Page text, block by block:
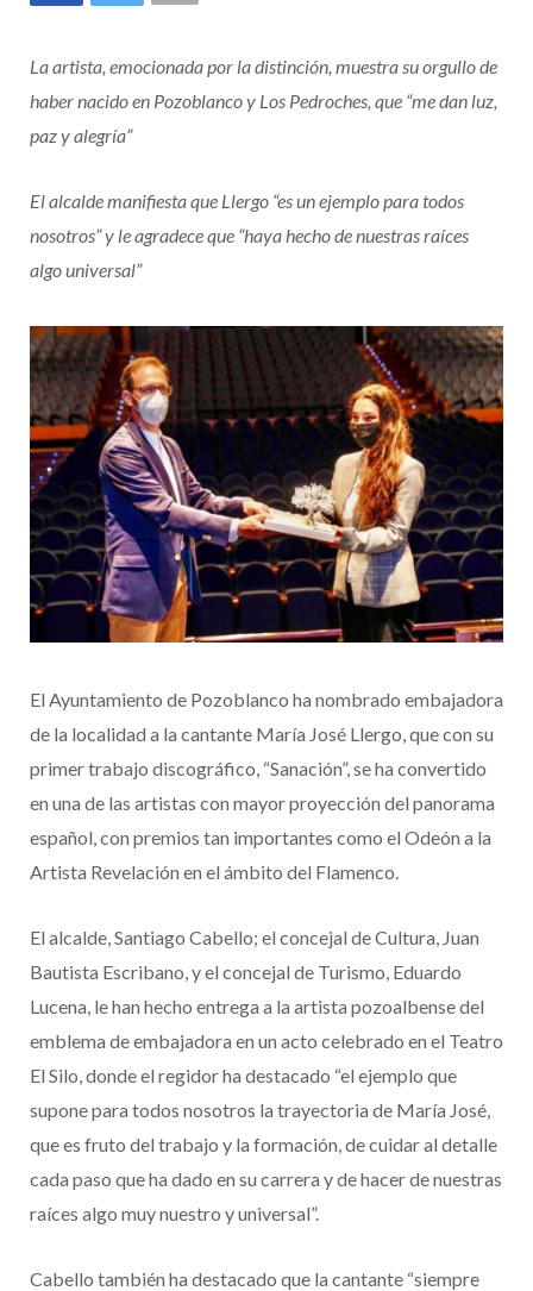
La artista, emocionada por la distinción, muestra su orgullo de
haber nacido en Pozoblanco y Los Pedroches, que “me dan luz,
paz y alegría”
El alcalde manifiesta que Llergo “es un ejemplo para todos
nosotros” y le agradece que “haya hecho de nuestras raíces
algo universal”
El Ayuntamiento de Pozoblanco ha nombrado embajadora
de la localidad a la cantante María José Llergo, que con su
primer trabajo discográfico, “Sanación”, se ha convertido
en una de las artistas con mayor proyección del panorama
español, con premios tan importantes como el Odeón a la
Artista Revelación en el ámbito del Flamenco.
El alcalde, Santiago Cabello; el concejal de Cultura, Juan
Bautista Escribano, y el concejal de Turismo, Eduardo
Lucena, le han hecho entrega a la artista pozoalbense del
emblema de embajadora en un acto celebrado en el Teatro
El Silo, donde el regidor ha destacado “el ejemplo que
supone para todos nosotros la trayectoria de María José,
que es fruto del trabajo y la formación, de cuidar al detalle
cada paso que ha dado en su carrera y de hacer de nuestras
raíces algo muy nuestro y universal”.
Cabello también ha destacado que la cantante “siempre